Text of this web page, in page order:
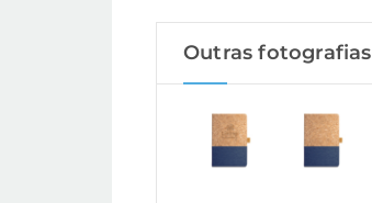
Outras fotografias